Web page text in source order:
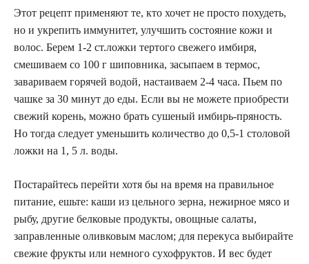
Этот рецепт применяют те, кто хочет не просто похудеть,
но и укрепить иммунитет, улучшить состояние кожи и
волос. Берем 1-2 ст.ложки тертого свежего имбиря,
смешиваем со 100 г шиповника, засыпаем в термос,
завариваем горячей водой, настаиваем 2-4 часа. Пьем по
чашке за 30 минут до еды. Если вы не можете приобрести
свежий корень, можно брать сушеный имбирь-пряность.
Но тогда следует уменьшить количество до 0,5-1 столовой
ложки на 1, 5 л. воды.
Постарайтесь перейти хотя бы на время на правильное
питание, ешьте: каши из цельного зерна, нежирное мясо и
рыбу, другие белковые продукты, овощные салаты,
заправленные оливковым маслом; для перекуса выбирайте
свежие фрукты или немного сухофруктов. И вес будет